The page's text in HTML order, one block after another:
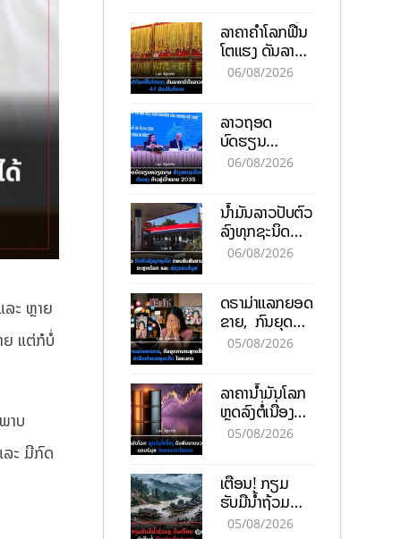
ລະ ຫຼາຍ
ຍ ແຕ່ກໍບໍ່
າບ
ລະ ມີກົດ
ລາຄາຄຳໂລກຟື້ນ
ໂຕແຮງ ດັນລາຄາ
ຄຳໃນລາວທະລຸ
06/08/2026
ລາວຖອດ
ບົດຮຽນ
ຫວຽດນາມ ສ້າງ
ເປົ້າໝາຍ 2035
06/08/2026
ນໍ້າມັນລາວປັບຕົວ
ລົງທຸກຊະນິດ
ຕອບຮັບສັນຍານ
ແຄບຮໍມູສ
06/08/2026
ດຣາມ່າແລກຍອດ
ຂາຍ, ກົນຍຸດ
ການຕະຫຼາດສີ
ໄລຍະຍາວ
05/08/2026
ລາຄານ້ຳມັນໂລກ
ຫຼຸດລົງຕໍ່ເນື່ອງ
ຮັບສັນຍານບວກ
ລາວ
05/08/2026
ເຕືອນ! ກຽມ
ຮັບມືນໍ້າຖ້ວມ
ກະທັນຫັນ-ດິນ
05/08/2026